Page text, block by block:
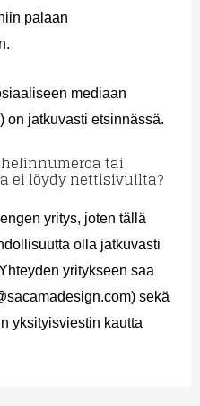
palaan
mediaan
on jatkuvasti etsinnässä.
tai
ei löydy nettisivuilta?
yritys, joten tällä
olla jatkuvasti
yritykseen saa
sekä
yksityisviestin kautta